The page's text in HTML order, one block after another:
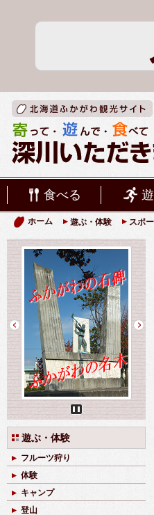
食べる
ホーム 遊ぶ・体験 スポ
Pause
遊ぶ・体験
フルーツ狩り
体験
キャンプ
登山